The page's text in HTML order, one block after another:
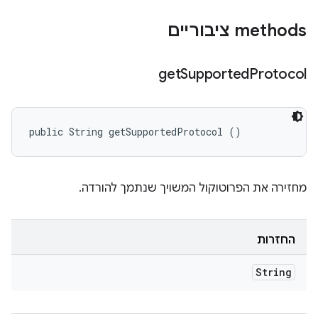
‫methods ציבוריים
getSupportedProtocol
public String getSupportedProtocol ()
מחזירה את הפרוטוקול המשויך שנתמך להורדה.
החזרות
String